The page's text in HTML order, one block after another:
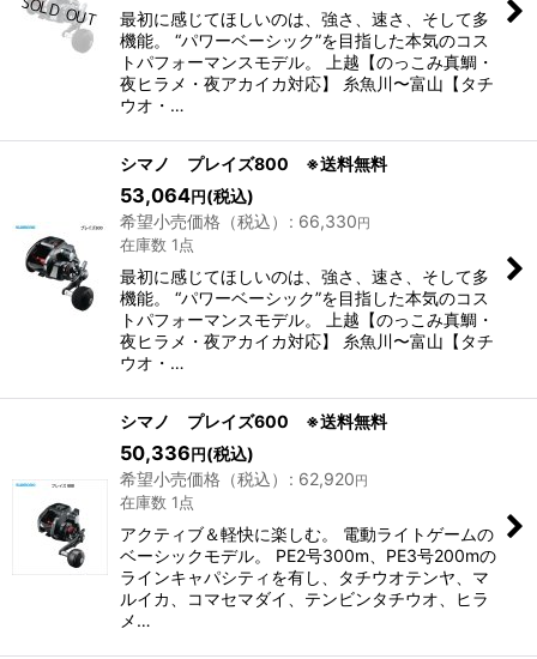
最初に感じてほしいのは、強さ、速さ、そして多
機能。 “パワーベーシック”を目指した本気のコス
トパフォーマンスモデル。 上越【のっこみ真鯛・
夜ヒラメ・夜アカイカ対応】 糸魚川〜富山【タチ
ウオ・…
シマノ プレイズ800 ※送料無料
53,064円 (税込)
希望小売価格（税込）
: 66,330 円
在庫数 1点
最初に感じてほしいのは、強さ、速さ、そして多
機能。 “パワーベーシック”を目指した本気のコス
トパフォーマンスモデル。 上越【のっこみ真鯛・
夜ヒラメ・夜アカイカ対応】 糸魚川〜富山【タチ
ウオ・…
シマノ プレイズ600 ※送料無料
50,336 円 (税込)
希望小売価格（税込）
: 62,920 円
在庫数 1点
アクティブ＆軽快に楽しむ。 電動ライトゲームの
ベーシックモデル。 PE2号300m、PE3号200mの
ラインキャパシティを有し、タチウオテンヤ、マ
ルイカ、コマセマダイ、テンビンタチウオ、ヒラ
メ…